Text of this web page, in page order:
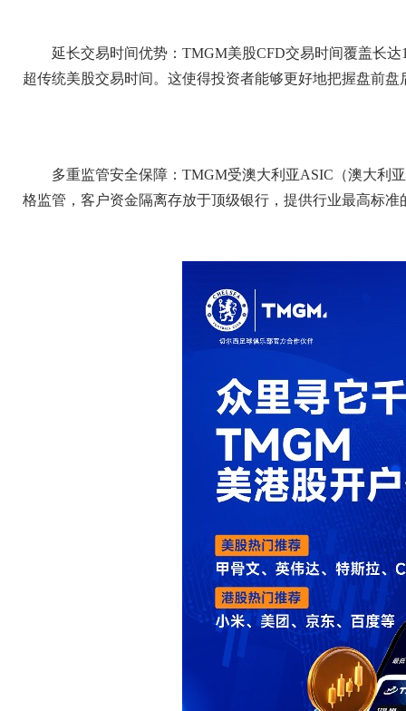
延长交易时间优势：TMGM美股CFD交易时间覆盖长
超传统美股交易时间。这使得投资者能够更好地把握盘前
多重监管安全保障：TMGM受澳大利亚ASIC（澳大利
格监管，客户资金隔离存放于顶级银行，提供行业最高标准